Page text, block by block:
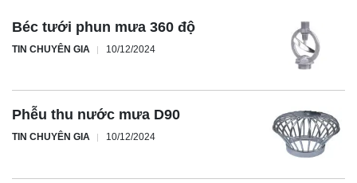
Béc tưới phun mưa 360 độ
TIN CHUYÊN GIA 10/12/2024
Phễu thu nước mưa D90
TIN CHUYÊN GIA 10/12/2024